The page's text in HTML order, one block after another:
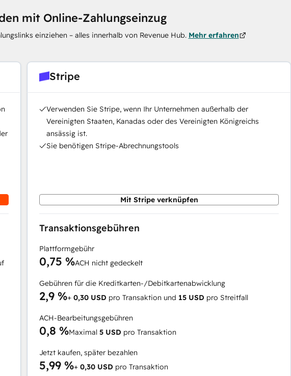
mit Online-Zahlungseinzug
einziehen – alles innerhalb von Revenue Hub. Mehr erfahren
Stripe
Verwenden Sie Stripe, wenn Ihr Unternehmen außerhalb der
Vereinigten Staaten, Kanadas oder des Vereinigten Königreichs
ansässig ist.
Sie benötigen Stripe-Abrechnungstools
Mit Stripe verknüpfen
Transaktionsgebühren
Plattformgebühr
0,75 %ACH nicht gedeckelt
Gebühren für die Kreditkarten-/Debitkartenabwicklung
2,9 %+ 0,30 USD pro Transaktion und 15 USD pro Streitfall
ACH-Bearbeitungsgebühren
0,8 %Maximal 5 USD pro Transaktion
Jetzt kaufen, später bezahlen
5,99 %+ 0,30 USD pro Transaktion